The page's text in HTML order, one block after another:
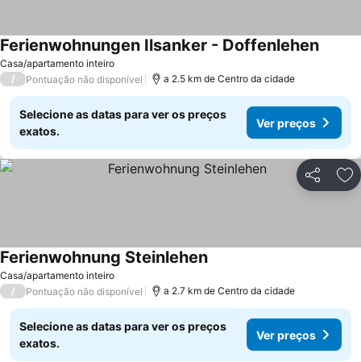
Casa/apartamento inteiro
Ferienwohnungen Ilsanker - Doffenlehen
/ Pontuação não disponível a 2.5 km de Centro da cidade
Selecione as datas para ver os preços
exatos.
Ver preços
Partilhar
Casa/apartamento inteiro
Ferienwohnung Steinlehen
/ Pontuação não disponível a 2.7 km de Centro da cidade
Selecione as datas para ver os preços
exatos.
Ver preços